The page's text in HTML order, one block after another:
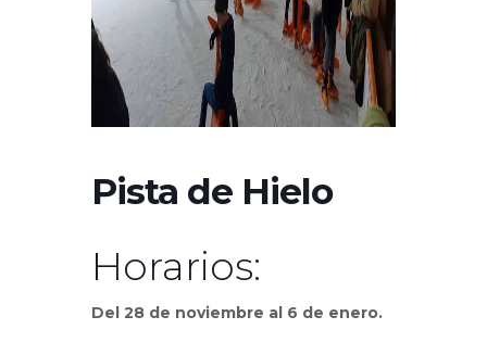
Pista de Hielo
Horarios:
Del 28 de noviembre al 6 de enero.